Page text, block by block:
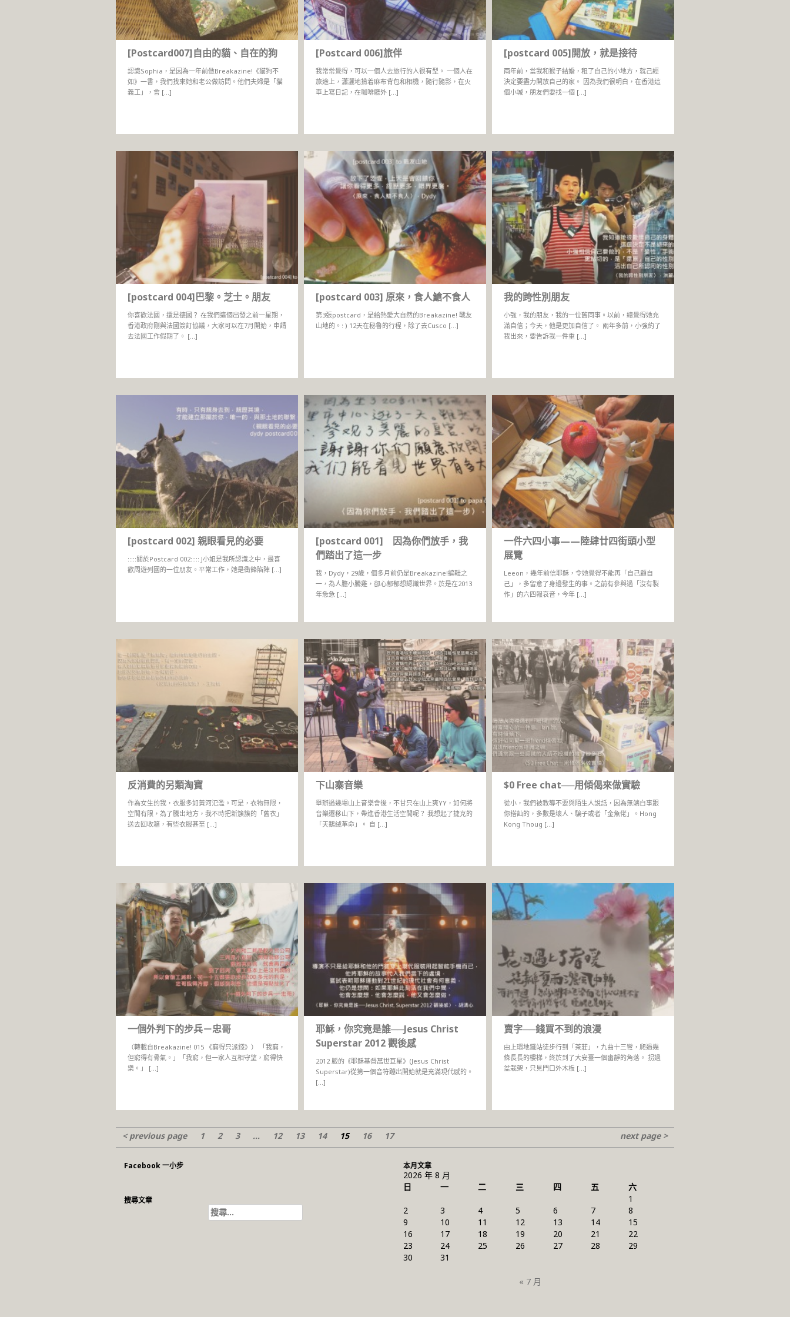
[Postcard007]自由的貓、自在的狗
認識Sophia，是因為一年前做Breakazine!《貓狗不
如》一書，我們找來她和老公做訪問。他們夫婦是「貓
義工」，會 […]
[Postcard 006]旅伴
我常常覺得，可以一個人去旅行的人很有型。 一個人在
旅途上，瀟灑地揹着麻布背包和相機，隨行隨影，在火
車上寫日記，在咖啡廳外 […]
[postcard 005]開放，就是接待
兩年前，當我和猴子結婚，租了自己的小地方，就己經
決定要盡力開放自己的家。 因為我們很明白，在香港這
個小城，朋友們要找一個 […]
[postcard 004]巴黎。芝士。朋友
你喜歡法國，還是德國？ 在我們這個出發之前一星期，
香港政府剛與法國簽訂協議，大家可以在7月開始，申請
去法國工作假期了。 […]
[postcard 003] 原來，食人䱽不食人
第3張postcard，是給熱愛大自然的Breakazine! 戰友
山地的。: ) 12天在秘魯的行程，除了去Cusco […]
我的跨性別朋友
小強，我的朋友，我的一位舊同事。以前，總覺得她充
滿自信；今天，他是更加自信了。 兩年多前，小強約了
我出來，要告訴我一件重 […]
[postcard 002] 親眼看見的必要
:::::關於Postcard 002::::: J小姐是我所認識之中，最喜
歡周遊列國的一位朋友。平常工作，她是衝鋒陷陣 […]
[postcard 001] 因為你們放手，我
們踏出了這一步
我，Dydy，29歲，個多月前仍是Breakazine!編輯之
一，為人膽小騰雞，卻心郁郁想認識世界。於是在2013
年急急 […]
一件六四小事——陸肆廿四街頭小型
展覽
Leeon，幾年前信耶穌，令她覺得不能再「自己顧自
己」，多留意了身邊發生的事。之前有參與過「沒有製
作」的六四報哀音，今年 […]
反消費的另類淘寶
作為女生的我，衣服多如黃河氾濫。可是，衣物無限，
空間有限，為了騰出地方，我不時把新簇簇的「舊衣」
送去回收箱，有些衣服甚至 […]
下山寨音樂
舉辦過幾場山上音樂會後，不甘只在山上爽YY，如何將
音樂遷移山下，帶進香港生活空間呢？ 我想起了捷克的
「天鵝絨革命」。 自 […]
$0 Free chat──用傾偈來做實驗
從小，我們被教導不要與陌生人說話，因為無端白事跟
你搭訕的，多數是壞人、騙子或者「金魚佬」。Hong
Kong Thoug […]
一個外判下的步兵－忠哥
（轉載自Breakazine! 015 《窮得只派錢》） 「我窮，
但窮得有骨氣。」「我窮，但一家人互相守望，窮得快
樂。」 […]
耶穌，你究竟是誰──Jesus Christ
Superstar 2012 觀後感
2012 版的《耶穌基督萬世巨星》(Jesus Christ
Superstar)從第一個音符蹦出開始就是充滿現代感的。
[…]
賣字──錢買不到的浪漫
由上環地鐵站徒步行到「茶莊」，九曲十三彎，爬過幾
條長長的樓梯，終於到了大安臺一個幽靜的角落。 拐過
盆栽架，只見門口外木板 […]
< previous page 1 2 3 ... 12 13 14 15 16 17 next page >
Facebook 一小步
搜尋文章
搜
尋
本月文章
2026 年 8 月
日
一 二 三 四 五
六
1
2
3 4 5 6 7
8
9
10 11 12 13 14
15
16
17 18 19 20 21
22
23
24 25 26 27 28
29
30
31
« 7 月